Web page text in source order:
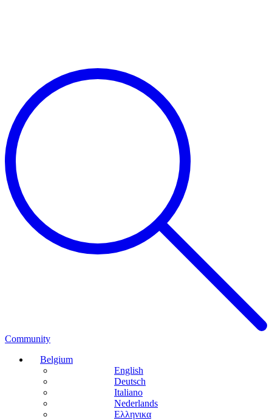
Community
Belgium
English
Deutsch
Italiano
Nederlands
Ελληνικα